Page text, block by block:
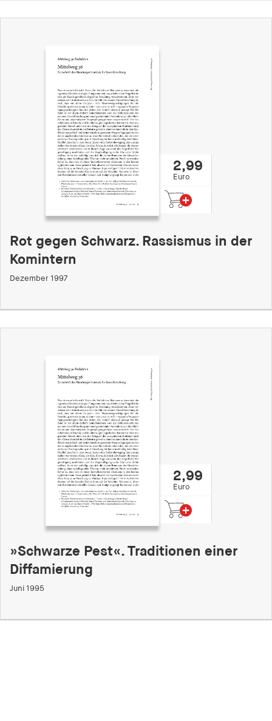
2,99
Euro
Rot gegen Schwarz. Rassismus in der
Komintern
Dezember 1997
2,99
Euro
»Schwarze Pest«. Traditionen einer
Diffamierung
Juni 1995